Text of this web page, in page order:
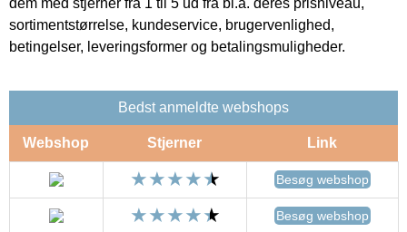
sortimentstørrelse, kundeservice, brugervenlighed,
betingelser, leveringsformer og betalingsmuligheder.
Bedst anmeldte webshops
Webshop Stjerner Link
Besøg webshop
Besøg webshop